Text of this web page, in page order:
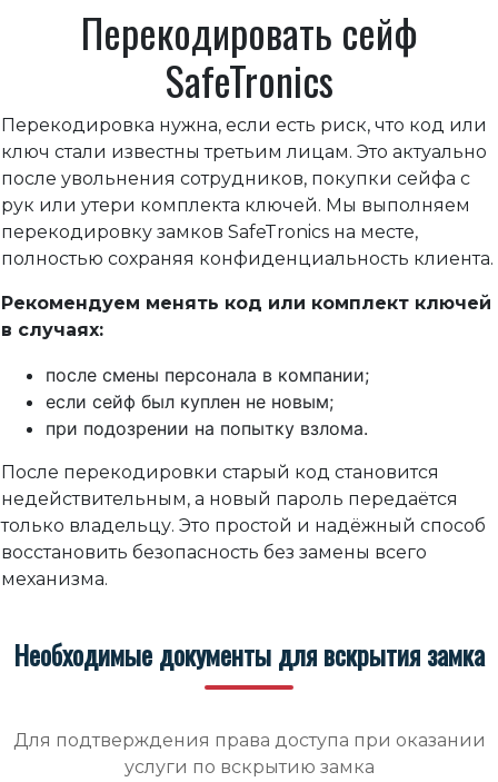
Перекодировать сейф
SafeTronics
Перекодировка нужна, если есть риск, что код или
ключ стали известны третьим лицам. Это актуально
после увольнения сотрудников, покупки сейфа с
рук или утери комплекта ключей. Мы выполняем
перекодировку замков SafeTronics на месте,
полностью сохраняя конфиденциальность клиента.
Рекомендуем менять код или комплект ключей
в случаях:
после смены персонала в компании;
если сейф был куплен не новым;
при подозрении на попытку взлома.
После перекодировки старый код становится
недействительным, а новый пароль передаётся
только владельцу. Это простой и надёжный способ
восстановить безопасность без замены всего
механизма.
Необходимые документы для вскрытия замка
Для подтверждения права доступа при оказании
услуги по вскрытию замка